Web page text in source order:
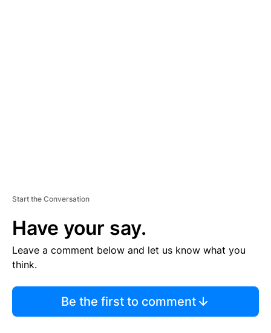
Start the Conversation
Have your say.
Leave a comment below and let us know what you
think.
Be the first to comment